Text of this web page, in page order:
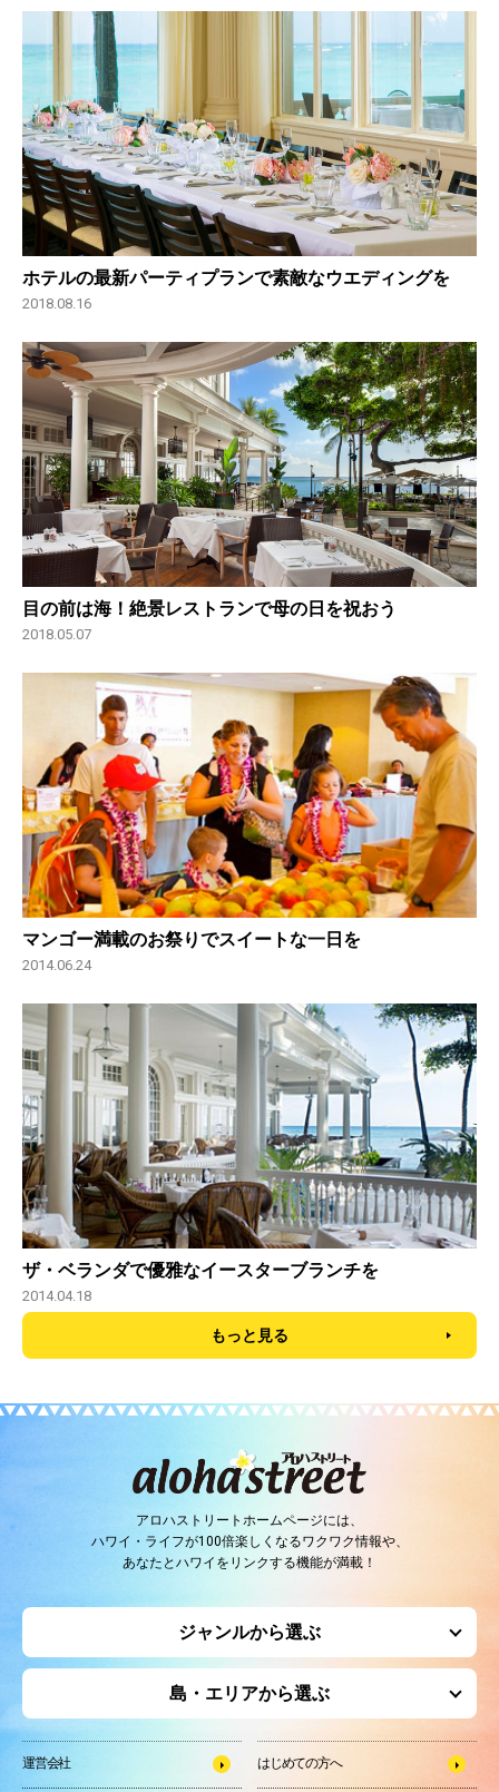
ホテルの最新パーティプランで素敵なウエディングを
2018.08.16
目の前は海！絶景レストランで母の日を祝おう
2018.05.07
マンゴー満載のお祭りでスイートな一日を
2014.06.24
ザ・ベランダで優雅なイースターブランチを
2014.04.18
もっと見る
アロハストリートホームページには、
ハワイ・ライフが100倍楽しくなるワクワク情報や、
あなたとハワイをリンクする機能が満載！
ジャンルから選ぶ
島・エリアから選ぶ
運営会社 はじめての方へ